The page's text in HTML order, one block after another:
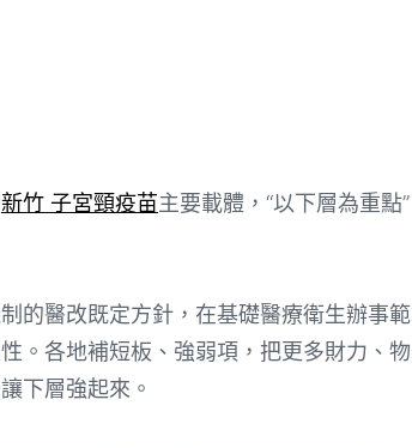
新竹 子宮頸疫苗主要載體，“以下層為重點”
醫改既定方針，在基礎醫療衛生辦事範
。各地補短板、強弱項，把更多財力、物
下層強起來。